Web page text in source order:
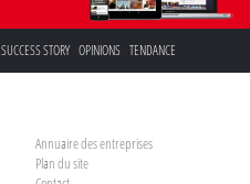
SUCCESS STORY OPINIONS TENDANCE
Annuaire des entreprises
Plan du site